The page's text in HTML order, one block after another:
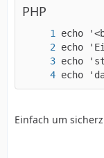
PHP
echo
Einfach um